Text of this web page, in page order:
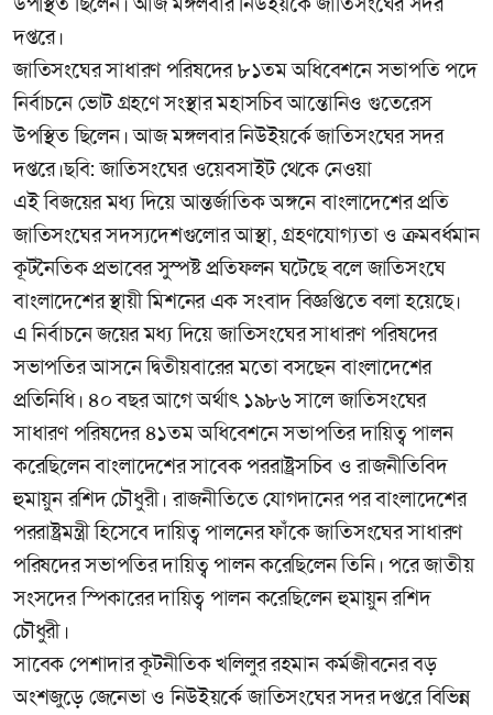
দপ্তরে।
জাতিসংঘের সাধারণ পরিষদের ৮১তম অধিবেশনে সভাপতি পদে
নির্বাচনে ভোট গ্রহণে সংস্থার মহাসচিব আন্তোনিও গুতেরেস
উপস্থিত ছিলেন। আজ মঙ্গলবার নিউইয়র্কে জাতিসংঘের সদর
দপ্তরে।ছবি: জাতিসংঘের ওয়েবসাইট থেকে নেওয়া
এই বিজয়ের মধ্য দিয়ে আন্তর্জাতিক অঙ্গনে বাংলাদেশের প্রতি
জাতিসংঘের সদস্যদেশগুলোর আস্থা, গ্রহণযোগ্যতা ও ক্রমবর্ধমান
কূটনৈতিক প্রভাবের সুস্পষ্ট প্রতিফলন ঘটেছে বলে জাতিসংঘে
বাংলাদেশের স্থায়ী মিশনের এক সংবাদ বিজ্ঞপ্তিতে বলা হয়েছে।
এ নির্বাচনে জয়ের মধ্য দিয়ে জাতিসংঘের সাধারণ পরিষদের
সভাপতির আসনে দ্বিতীয়বারের মতো বসছেন বাংলাদেশের
প্রতিনিধি। ৪০ বছর আগে অর্থাৎ ১৯৮৬ সালে জাতিসংঘের
সাধারণ পরিষদের ৪১তম অধিবেশনে সভাপতির দায়িত্ব পালন
করেছিলেন বাংলাদেশের সাবেক পররাষ্ট্রসচিব ও রাজনীতিবিদ
হুমায়ুন রশিদ চৌধুরী। রাজনীতিতে যোগদানের পর বাংলাদেশের
পররাষ্ট্রমন্ত্রী হিসেবে দায়িত্ব পালনের ফাঁকে জাতিসংঘের সাধারণ
পরিষদের সভাপতির দায়িত্ব পালন করেছিলেন তিনি। পরে জাতীয়
সংসদের স্পিকারের দায়িত্ব পালন করেছিলেন হুমায়ুন রশিদ
চৌধুরী।
সাবেক পেশাদার কূটনীতিক খলিলুর রহমান কর্মজীবনের বড়
অংশজুড়ে জেনেভা ও নিউইয়র্কে জাতিসংঘের সদর দপ্তরে বিভিন্ন